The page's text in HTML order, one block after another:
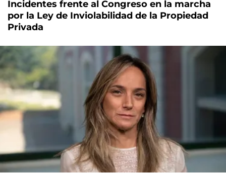
Incidentes frente al Congreso en la marcha
por la Ley de Inviolabilidad de la Propiedad
Privada